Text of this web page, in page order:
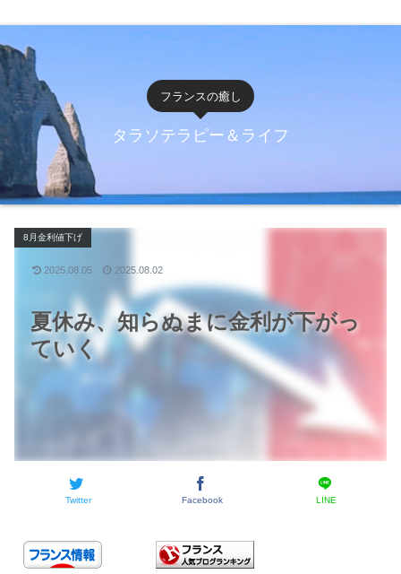
フランスの癒し
タラソテラピー＆ライフ
夏休み、知らぬまに金利が下がっ
ていく
8月金利値下げ
Twitter Facebook LINE
2025.08.05 2025.08.02